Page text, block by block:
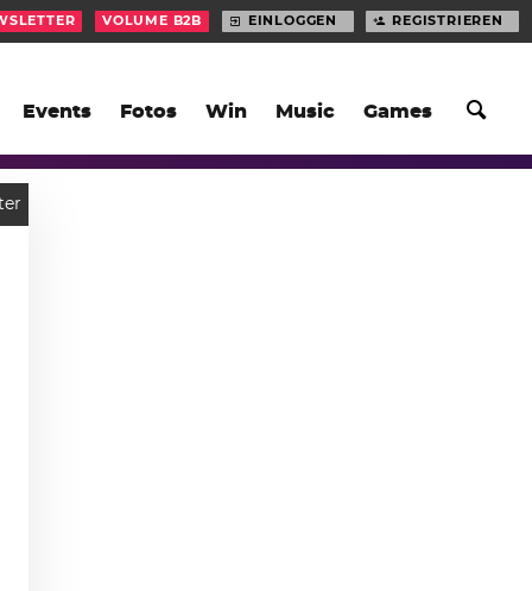
Events Fotos Win Music Games
VOLUME B2B EINLOGGEN REGISTRIEREN